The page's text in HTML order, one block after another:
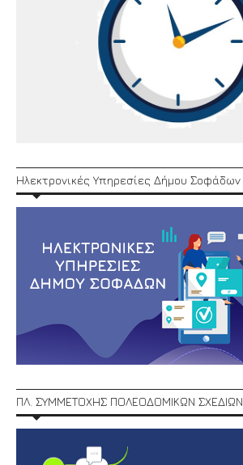
Ηλεκτρονικές Υπηρεσίες Δήμου Σοφάδων
ΠΛ. ΣΥΜΜΕΤΟΧΗΣ ΠΟΛΕΟΔΟΜΙΚΩΝ ΣΧΕΔΙΩΝ